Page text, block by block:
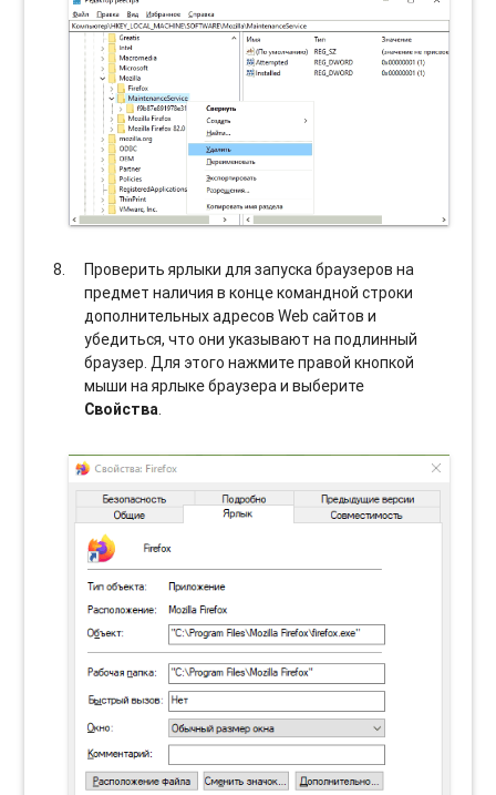
Проверить ярлыки для запуска браузеров на
предмет наличия в конце командной строки
дополнительных адресов Web сайтов и
убедиться, что они указывают на подлинный
браузер. Для этого нажмите правой кнопкой
мыши на ярлыке браузера и выберите
Свойства.